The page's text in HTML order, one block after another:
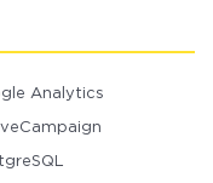
Analytics